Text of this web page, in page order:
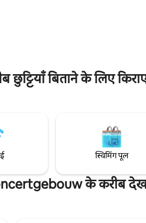
बिताने के लिए
स्विमिंग पूल
के करीब